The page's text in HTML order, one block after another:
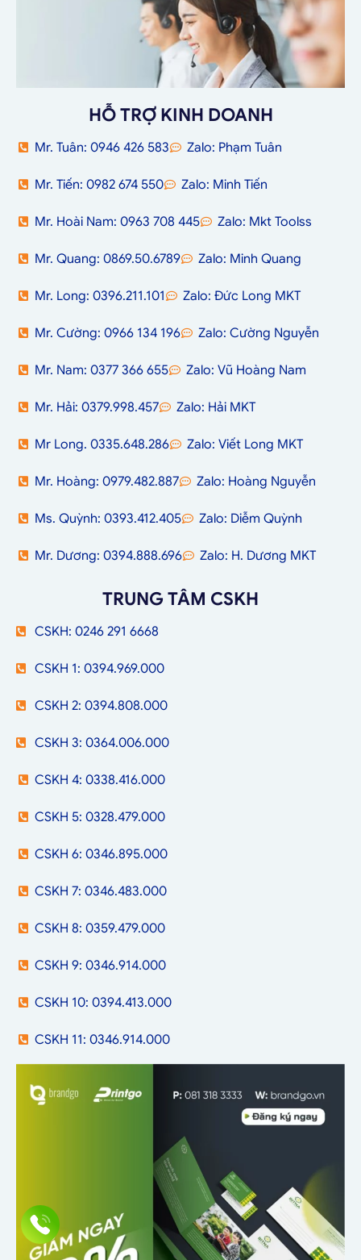
HỖ TRỢ KINH DOANH
Mr. Tuân: 0946 426 583 Zalo: Phạm Tuân
Mr. Tiến: 0982 674 550 Zalo: Minh Tiến
Mr. Hoài Nam: 0963 708 445 Zalo: Mkt Toolss
Mr. Quang: 0869.50.6789 Zalo: Minh Quang
Mr. Long: 0396.211.101 Zalo: Đức Long MKT
Mr. Cường: 0966 134 196 Zalo: Cường Nguyễn
Mr. Nam: 0377 366 655 Zalo: Vũ Hoàng Nam
Mr. Hải: 0379.998.457 Zalo: Hải MKT
Mr Long. 0335.648.286 Zalo: Viết Long MKT
Mr. Hoàng: 0979.482.887 Zalo: Hoàng Nguyễn
Ms. Quỳnh: 0393.412.405 Zalo: Diễm Quỳnh
Mr. Dương: 0394.888.696 Zalo: H. Dương MKT
TRUNG TÂM CSKH
CSKH: 0246 291 6668
CSKH 1: 0394.969.000
CSKH 2: 0394.808.000
CSKH 3: 0364.006.000
CSKH 4: 0338.416.000
CSKH 5: 0328.479.000
CSKH 6: 0346.895.000
CSKH 7: 0346.483.000
CSKH 8: 0359.479.000
CSKH 9: 0346.914.000
CSKH 10: 0394.413.000
CSKH 11: 0346.914.000